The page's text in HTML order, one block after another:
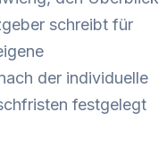
schreibt für
der individuelle
festgelegt